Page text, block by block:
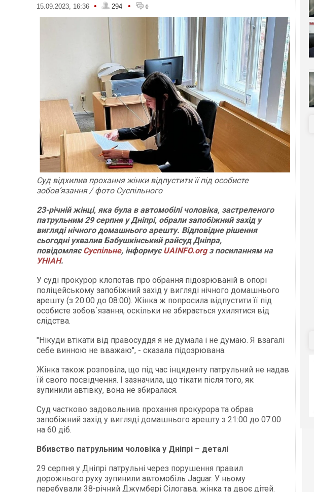
15.09.2023, 16:36 • 294 • 0
Суд відхилив прохання жінки відпустити її під особисте
зобов’язання / фото Суспільного
23-річній жінці, яка була в автомобілі чоловіка, застреленого
патрульним 29 серпня у Дніпрі, обрали запобіжний захід у
вигляді нічного домашнього арешту. Відповідне рішення
сьогодні ухвалив Бабушкінський райсуд Дніпра,
повідомляєСуспільне, інформуєUAINFO.orgз посиланням на
УНІАН.
У суді прокурор клопотав про обрання підозрюваній в опорі
поліцейському запобіжний захід у вигляді нічного домашнього
арешту (з 20:00 до 08:00). Жінка ж попросила відпустити її під
особисте зобов`язання, оскільки не збирається ухилятися від
слідства.
"Нікуди втікати від правосуддя я не думала і не думаю. Я взагалі
себе винною не вважаю", - сказала підозрювана.
Жінка також розповіла, що під час інциденту патрульний не надав
їй свого посвідчення. І зазначила, що тікати після того, як
зупинили автівку, вона не збиралася.
Суд частково задовольнив прохання прокурора та обрав
запобіжний захід у вигляді домашнього арешту з 21:00 до 07:00
на 60 діб.
Вбивство патрульним чоловіка у Дніпрі – деталі
29 серпня у Дніпрі патрульні через порушення правил
дорожнього руху зупинили автомобіль Jaguar. У ньому
перебували 38-річний Джумбері Сілогава, жінка та двоє дітей.